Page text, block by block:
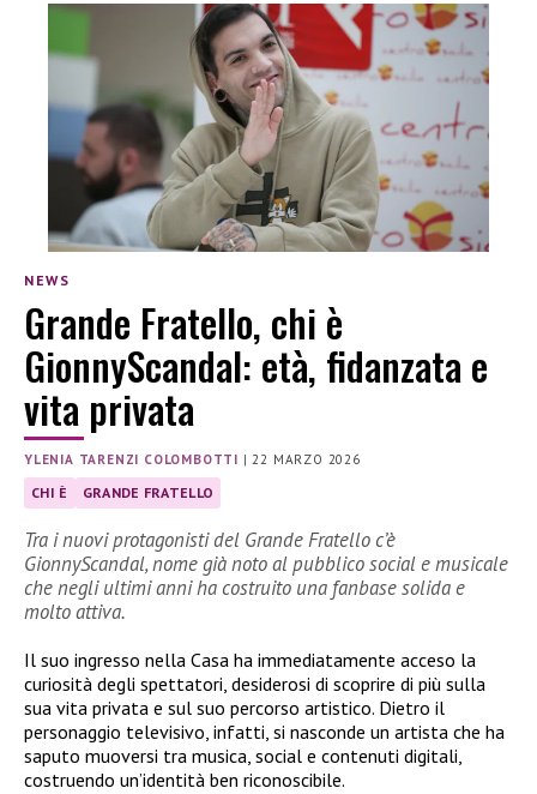
NEWS
Grande Fratello, chi è
GionnyScandal: età, fidanzata e
vita privata
YLENIA TARENZI COLOMBOTTI | 22 MARZO 2026
CHI È GRANDE FRATELLO
Tra i nuovi protagonisti del Grande Fratello c’è
GionnyScandal, nome già noto al pubblico social e musicale
che negli ultimi anni ha costruito una fanbase solida e
molto attiva.
Il suo ingresso nella Casa ha immediatamente acceso la
curiosità degli spettatori, desiderosi di scoprire di più sulla
sua vita privata e sul suo percorso artistico. Dietro il
personaggio televisivo, infatti, si nasconde un artista che ha
saputo muoversi tra musica, social e contenuti digitali,
costruendo un’identità ben riconoscibile.